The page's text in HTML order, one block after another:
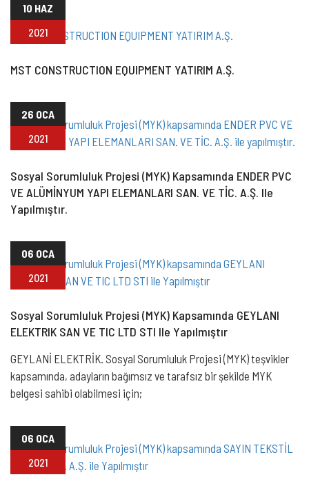
10 HAZ
2021
MST CONSTRUCTION EQUIPMENT YATIRIM A.Ş.
26 OCA
2021
Sosyal Sorumluluk Projesi (MYK) Kapsamında ENDER PVC
VE ALÜMİNYUM YAPI ELEMANLARI SAN. VE TİC. A.Ş. Ile
Yapılmıştır.
06 OCA
2021
Sosyal Sorumluluk Projesi (MYK) Kapsamında GEYLANI
ELEKTRIK SAN VE TIC LTD STI Ile Yapılmıştır
GEYLANİ ELEKTRİK. Sosyal Sorumluluk Projesi (MYK) teşvikler
kapsamında, adayların bağımsız ve tarafsız bir şekilde MYK
belgesi sahibi olabilmesi için;
06 OCA
2021